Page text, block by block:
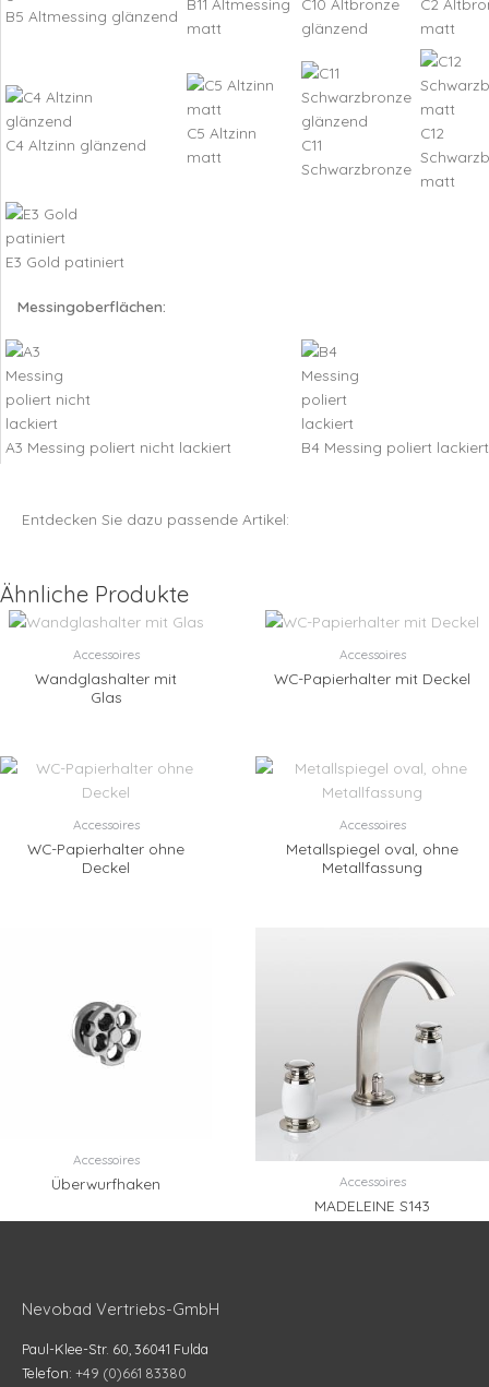
B5 Altmessing glänzend
B11 Altmessing
matt
C10 Altbronze
glänzend
C2
matt
C4 Altzinn glänzend
C5 Altzinn
matt
C11
Schwarzbronze
C12
matt
E3 Gold patiniert
Messingoberflächen:
A3 Messing poliert nicht lackiert B4 Messing poliert lackiert
Entdecken Sie dazu passende Artikel:
Ähnliche Produkte
Accessoires
Wandglashalter mit
Glas
Accessoires
WC-Papierhalter mit Deckel
Accessoires
WC-Papierhalter ohne
Deckel
Accessoires
Metallspiegel oval, ohne
Metallfassung
Accessoires
Überwurfhaken Accessoires
MADELEINE S143
Nevobad Vertriebs-GmbH
Paul-Klee-Str. 60, 36041 Fulda
Telefon: +49 (0)661 83380